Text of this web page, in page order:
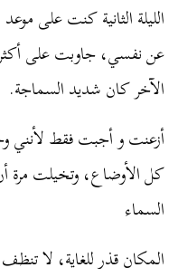
الليلة الثانية كنت على
عن نفسي، جاوبت على
الآخر كان شديد السماجة.
أزعنت و أجبت فقط لأنني
كل الأوضاع، وتخيلت مرة
السماء
المكان قذر للغاية، لا